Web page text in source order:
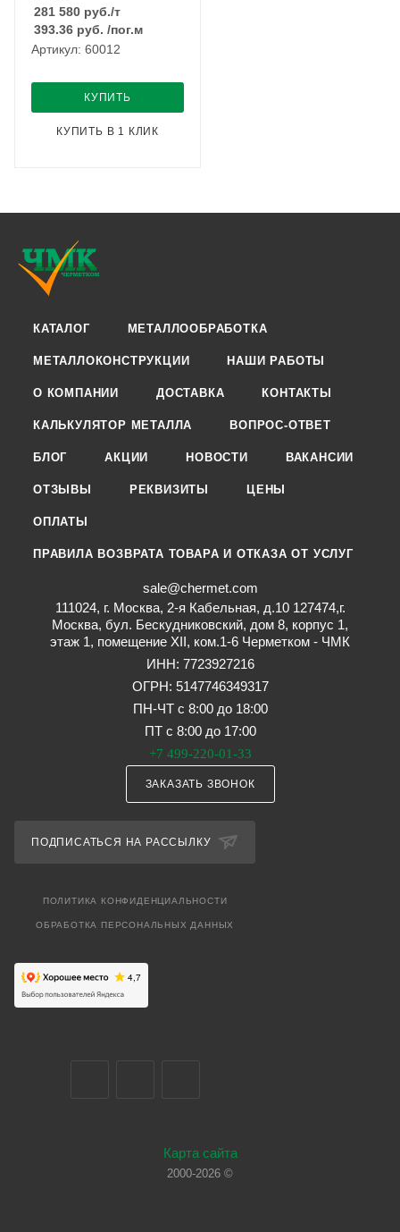
281 580 руб./т
393.36 руб. /пог.м
Артикул: 60012
КУПИТЬ
КУПИТЬ В 1 КЛИК
КАТАЛОГ МЕТАЛЛООБРАБОТКА
МЕТАЛЛОКОНСТРУКЦИИ НАШИ РАБОТЫ
О КОМПАНИИ ДОСТАВКА КОНТАКТЫ
КАЛЬКУЛЯТОР МЕТАЛЛА ВОПРОС-ОТВЕТ
БЛОГ АКЦИИ НОВОСТИ ВАКАНСИИ
ОТЗЫВЫ РЕКВИЗИТЫ ЦЕНЫ
ОПЛАТЫ
ПРАВИЛА ВОЗВРАТА ТОВАРА И ОТКАЗА ОТ УСЛУГ
sale@chermet.com
111024, г. Москва, 2-я Кабельная, д.10 127474,г.
Москва, бул. Бескудниковский, дом 8, корпус 1,
этаж 1, помещение XII, ком.1-6 Черметком - ЧМК
ИНН: 7723927216
ОГРН: 5147746349317
ПН-ЧТ с 8:00 до 18:00
ПТ с 8:00 до 17:00
+7 499-220-01-33
ЗАКАЗАТЬ ЗВОНОК
ПОДПИСАТЬСЯ НА РАССЫЛКУ
ПОЛИТИКА КОНФИДЕНЦИАЛЬНОСТИ
ОБРАБОТКА ПЕРСОНАЛЬНЫХ ДАННЫХ
Карта сайта
2000-2026 ©